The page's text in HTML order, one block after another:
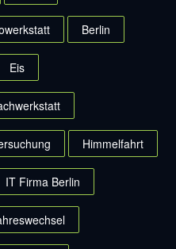
Berlin
Eis
Himmelfahrt
IT Firma Berlin